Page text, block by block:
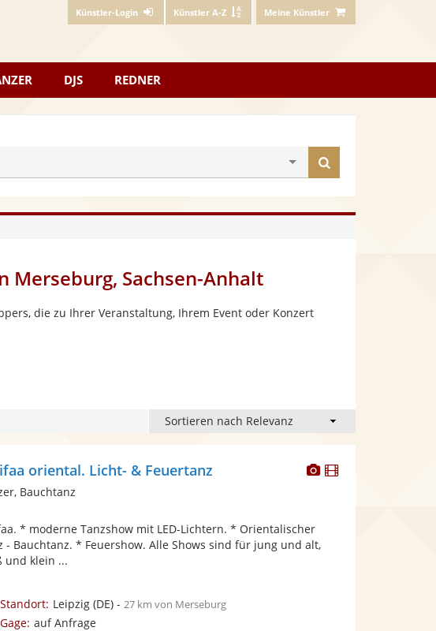
Künstler-Login Künstler A-Z Meine Künstler
DJS REDNER
finden
Merseburg, Sachsen-Anhalt
die zu Ihrer Veranstaltung, Ihrem Event oder Konzert
DieserDieser
oriental. Licht- & Feuertanz
Bauchtanz
* moderne Tanzshow mit LED-Lichtern. * Orientalischer
- Bauchtanz. * Feuershow. Alle Shows sind für jung und alt,
und klein ...
Standort: Leipzig(DE)- 27 km von Merseburg
Gage: auf Anfrage